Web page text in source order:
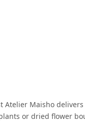
Atelier Maisho
or dried flower